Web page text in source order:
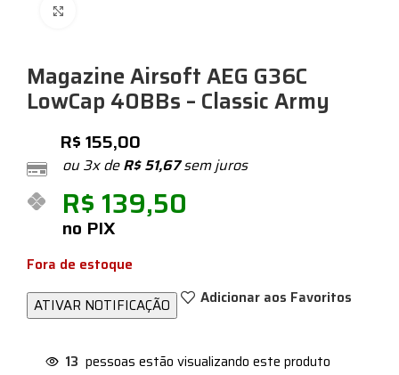
Magazine Airsoft AEG G36C
LowCap 40BBs – Classic Army
R$155,00
ou 3x deR$51,67sem juros
R$ 139,50
no PIX
Fora de estoque
Adicionar aos Favoritos
13 pessoas estão visualizando este produto